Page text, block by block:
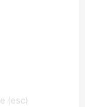
(esc)